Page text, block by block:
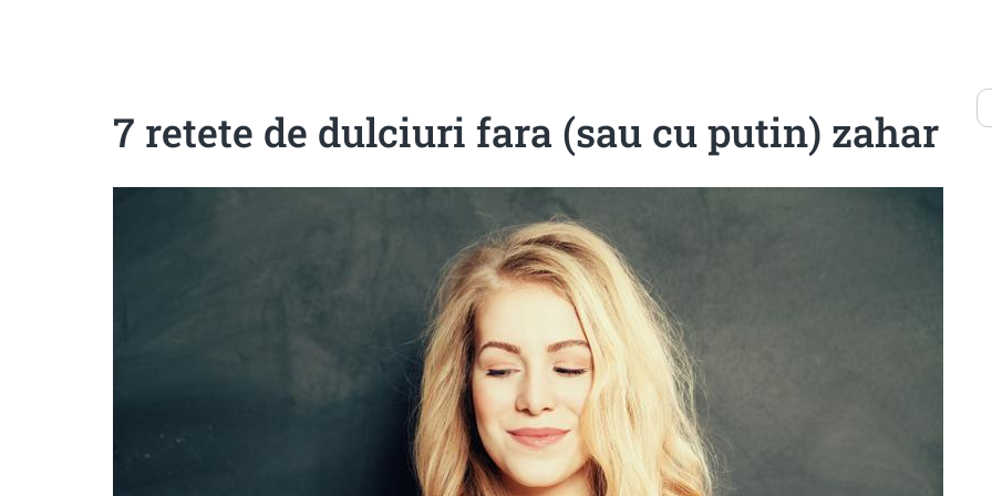
7 retete de dulciuri fara (sau cu putin) zahar